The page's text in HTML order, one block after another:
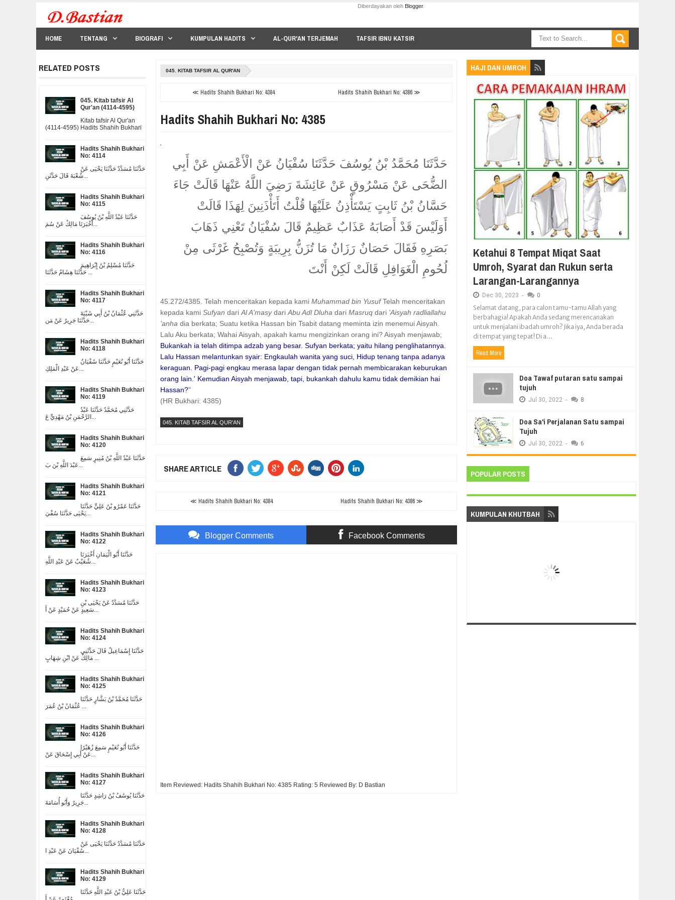
Diberdayakan oleh Blogger.
HOME TENTANG BIOGRAFI KUMPULAN HADITS AL-QUR'AN TERJEMAH TAFSIR IBNU KATSIR
045. KITAB TAFSIR AL QUR'AN
≪ Hadits Shahih Bukhari No: 4384 Hadits Shahih Bukhari No: 4386 ≫
Hadits Shahih Bukhari No: 4385
حَدَّثَنَا مُحَمَّدُ بْنُ يُوسُفَ حَدَّثَنَا سُفْيَانُ عَنْ الْأَعْمَشِ عَنْ أَبِي
الضُّحَى عَنْ مَسْرُوقٍ عَنْ عَائِشَةَ رَضِيَ اللَّهُ عَنْهَا قَالَتْ جَاءَ
حَسَّانُ بْنُ ثَابِتٍ يَسْتَأْذِنُ عَلَيْهَا قُلْتُ أَتَأْذَنِينَ لِهَذَا قَالَتْ
أَوَلَيْسَ قَدْ أَصَابَهُ عَذَابٌ عَظِيمٌ قَالَ سُفْيَانُ تَعْنِي ذَهَابَ
بَصَرِهِ فَقَالَ حَصَانٌ رَزَانٌ مَا تُزَنُّ بِرِيبَةٍ وَتُصْبِحُ غَرْثَى مِنْ
لُحُومِ الْغَوَافِلِ قَالَتْ لَكِنْ أَنْتَ
45.272/4385. Telah menceritakan kepada kamiMuhammad bin YusufTelah menceritakan
kepada kamiSufyan dariAl A'masydariAbu Adl Dluha dariMasruq dari 'Aisyah radliallahu
'anha dia berkata; Suatu ketika Hassan bin Tsabit datang meminta izin menemui Aisyah.
Lalu Aku berkata; Wahai Aisyah, apakah kamu mengizinkan orang ini? Aisyah menjawab;
Bukankah ia telah ditimpa adzab yang besar. Sufyan berkata; yaitu hilang penglihatannya.
Lalu Hassan melantunkan syair: Engkaulah wanita yang suci, Hidup tenang tanpa adanya
keraguan. Pagi-pagi engkau merasa lapar dengan tidak pernah membicarakan keburukan
orang lain.' Kemudian Aisyah menjawab, tapi, bukankah dahulu kamu tidak demikian hai
Hassan?"
(HR Bukhari: 4385)
045. KITAB TAFSIR AL QUR'AN
SHARE ARTICLE
≪ Hadits Shahih Bukhari No: 4384 Hadits Shahih Bukhari No: 4386 ≫
Blogger Comments Facebook Comments
Item Reviewed: Hadits Shahih Bukhari No: 4385 Rating:5 Reviewed By: D Bastian
RELATED POSTS
045. Kitab tafsir Al
Qur'an (4114-4595)
Kitab tafsir Al Qur'an
(4114-4595) Hadits Shahih Bukhari
Hadits Shahih Bukhari
No: 4114
حَدَّثَنَا مُسَدَّدٌ حَدَّثَنَا يَحْيَى عَنْ
شُعْبَةَ قَالَ حَدَّثَنِ...
Hadits Shahih Bukhari
No: 4115
حَدَّثَنَا عَبْدُ اللَّهِ بْنُ يُوسُفَ
أَخْبَرَنَا مَالِكٌ عَنْ سُمَ...
Hadits Shahih Bukhari
No: 4116
حَدَّثَنَا مُسْلِمُ بْنُ إِبْرَاهِيمَ
حَدَّثَنَا هِشَامٌ حَدَّثَنَا ...
Hadits Shahih Bukhari
No: 4117
حَدَّثَنِي عُثْمَانُ بْنُ أَبِي شَيْبَةَ
حَدَّثَنَا جَرِيرٌ عَنْ مَن...
Hadits Shahih Bukhari
No: 4118
حَدَّثَنَا أَبُو نُعَيْمٍ حَدَّثَنَا سُفْيَانُ
عَنْ عَبْدِ الْمَلِكِ...
Hadits Shahih Bukhari
No: 4119
حَدَّثَنِي مُحَمَّدٌ حَدَّثَنَا عَبْدُ
الرَّحْمَنِ بْنُ مَهْدِيٍّ عَ...
Hadits Shahih Bukhari
No: 4120
حَدَّثَنَا عَبْدُ اللَّهِ بْنُ مُنِيرٍ سَمِعَ
عَبْدَ اللَّهِ بْنَ بَ...
Hadits Shahih Bukhari
No: 4121
حَدَّثَنَا عَمْرُو بْنُ عَلِيٍّ حَدَّثَنَا
يَحْيَى حَدَّثَنَا سُفْيَ...
Hadits Shahih Bukhari
No: 4122
حَدَّثَنَا أَبُو الْيَمَانِ أَخْبَرَنَا
شُعَيْبٌ عَنْ عَبْدِ اللَّهِ...
Hadits Shahih Bukhari
No: 4123
حَدَّثَنَا مُسَدَّدٌ عَنْ يَحْيَى بْنِ
سَعِيدٍ عَنْ حُمَيْدٍ عَنْ أَ...
Hadits Shahih Bukhari
No: 4124
حَدَّثَنَا إِسْمَاعِيلُ قَالَ حَدَّثَنِي
مَالِكٌ عَنْ ابْنِ شِهَابٍ ...
Hadits Shahih Bukhari
No: 4125
حَدَّثَنَا مُحَمَّدُ بْنُ بَشَّارٍ حَدَّثَنَا
عُثْمَانُ بْنُ عُمَرَ ...
Hadits Shahih Bukhari
No: 4126
حَدَّثَنَا أَبُو نُعَيْمٍ سَمِعَ زُهَيْرًا
عَنْ أَبِي إِسْحَاقَ عَنْ...
Hadits Shahih Bukhari
No: 4127
حَدَّثَنَا يُوسُفُ بْنُ رَاشِدٍ حَدَّثَنَا
جَرِيرٌ وَأَبُو أُسَامَةَ...
Hadits Shahih Bukhari
No: 4128
حَدَّثَنَا مُسَدَّدٌ حَدَّثَنَا يَحْيَى عَنْ
سُفْيَانَ عَنْ عَبْدِ ا...
Hadits Shahih Bukhari
No: 4129
حَدَّثَنَا عَلِيُّ بْنُ عَبْدِ اللَّهِ حَدَّثَنَا
HAJI DAN UMROH
Ketahui 8 Tempat Miqat Saat
Umroh, Syarat dan Rukun serta
Larangan-Larangannya
Dec 30, 2023 - 0
Selamat datang, para calon tamu-tamu Allah yang
berbahagia! Apakah Anda sedang merencanakan
untuk menjalani ibadah umroh? Jika iya, Anda berada
di tempat yang tepat! Di a...
Read More
Doa Tawaf putaran satu sampai
tujuh
Jul 30, 2022 - 8
Doa Sa'i Perjalanan Satu sampai
Tujuh
Jul 30, 2022 - 6
POPULAR POSTS
KUMPULAN KHUTBAH